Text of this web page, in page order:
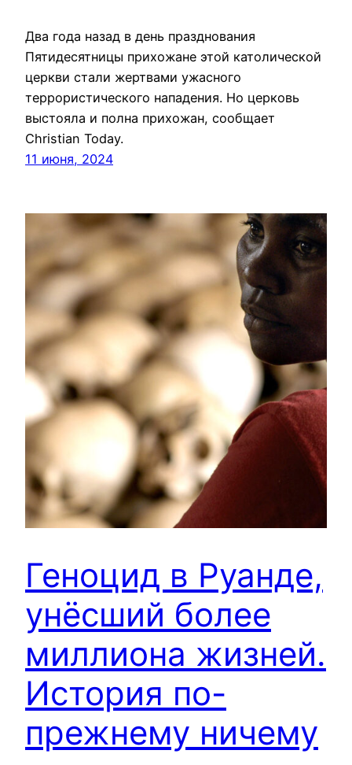
Два года назад в день празднования
Пятидесятницы прихожане этой католической
церкви стали жертвами ужасного
террористического нападения. Но церковь
выстояла и полна прихожан, сообщает
Christian Today.
11 июня, 2024
Геноцид в Руанде,
унёсший более
миллиона жизней.
История по-
прежнему ничему